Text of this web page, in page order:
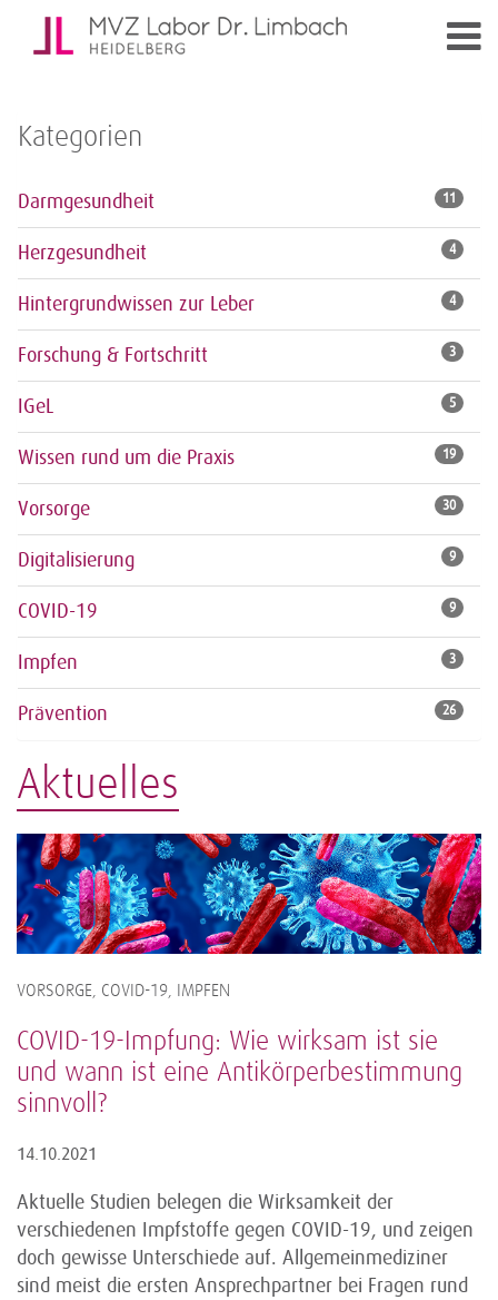
Kategorien
Darmgesundheit 11
Herzgesundheit 4
Hintergrundwissen zur Leber 4
Forschung & Fortschritt 3
IGeL 5
Wissen rund um die Praxis 19
Vorsorge 30
Digitalisierung 9
COVID-19 9
Impfen 3
Prävention 26
Aktuelles
VORSORGE, COVID-19, IMPFEN
COVID-19-Impfung: Wie wirksam ist sie
und wann ist eine Antikörperbestimmung
sinnvoll?
14.10.2021
Aktuelle Studien belegen die Wirksamkeit der
verschiedenen Impfstoffe gegen COVID-19, und zeigen
doch gewisse Unterschiede auf. Allgemeinmediziner
sind meist die ersten Ansprechpartner bei Fragen rund